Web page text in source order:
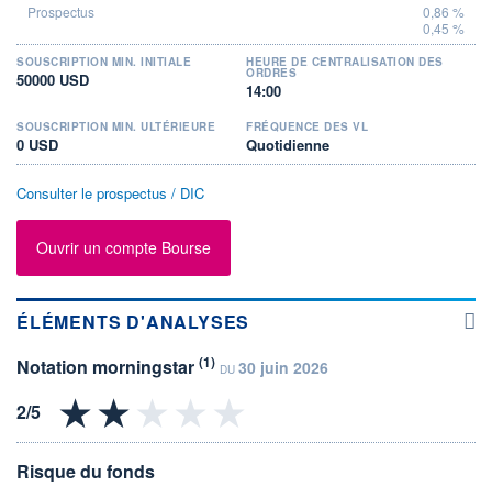
0,86 %
0,45 %
SOUSCRIPTION MIN. INITIALE
50000 USD
HEURE DE CENTRALISATION DES
ORDRES
14:00
SOUSCRIPTION MIN. ULTÉRIEURE
0 USD
FRÉQUENCE DES VL
Quotidienne
Consulter le prospectus / DIC
Ouvrir un compte Bourse
ÉLÉMENTS D'ANALYSES
Notation morningstar (1) DU 30 juin 2026
Risque du fonds